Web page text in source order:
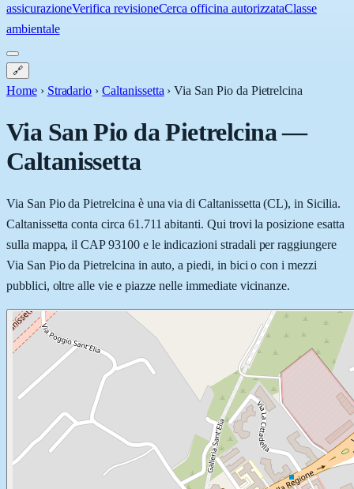
assicurazioneVerifica revisioneCerca officina autorizzataClasse
ambientale
🔗
Home › Stradario › Caltanissetta ›Via San Pio da Pietrelcina
Via San Pio da Pietrelcina—
Caltanissetta
Via San Pio da Pietrelcina è una via di Caltanissetta (CL), in Sicilia.
Caltanissetta conta circa 61.711 abitanti. Qui trovi la posizione esatta
sulla mappa, il CAP 93100 e le indicazioni stradali per raggiungere
Via San Pio da Pietrelcina in auto, a piedi, in bici o con i mezzi
pubblici, oltre alle vie e piazze nelle immediate vicinanze.